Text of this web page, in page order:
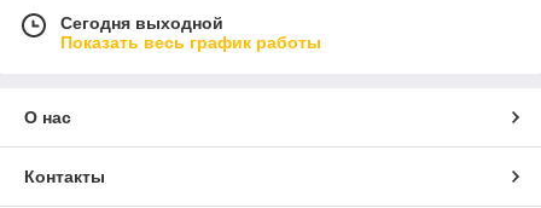
Сегодня выходной
Показать весь график работы
О нас
Контакты